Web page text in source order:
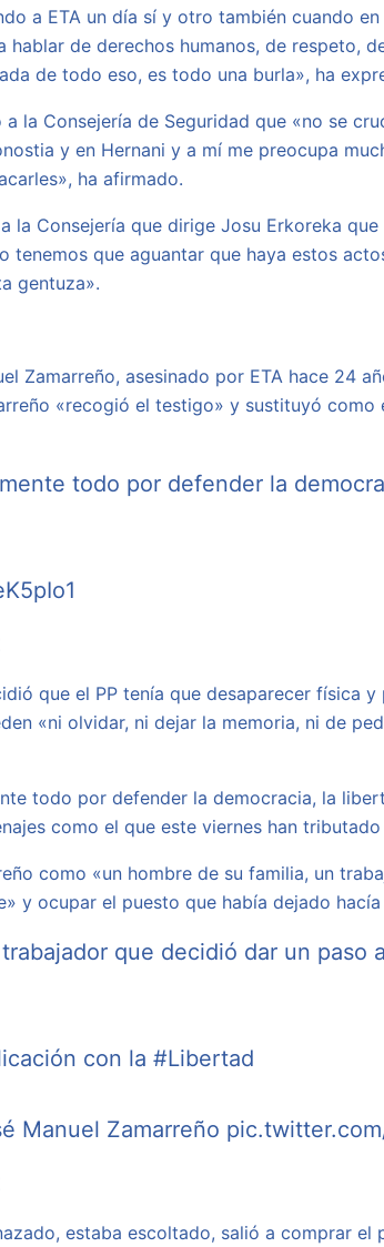
a ETA un día sí y otro también cuando
de derechos humanos, de respeto,
de todo eso, es todo una burla», ha
la Consejería de Seguridad que «no se
y en Hernani y a mí me preocupa
ha afirmado.
la Consejería que dirige Josu Erkoreka
tenemos que aguantar que haya estos
gentuza».
Zamarreño, asesinado por ETA hace 24
«recogió el testigo» y sustituyó
todo por defender la
que el PP tenía que desaparecer física
«ni olvidar, ni dejar la memoria, ni de
todo por defender la democracia, la
como el que este viernes han
como «un hombre de su familia, un
y ocupar el puesto que había dejado
que decidió dar un
con la #Libertad
Manuel Zamarreño
estaba escoltado, salió a comprar